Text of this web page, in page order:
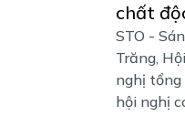
chất
STO -
Trăng,
nghị tổng
hội nghị